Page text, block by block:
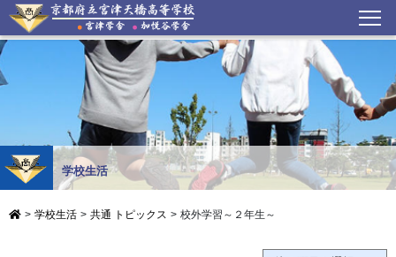
学校生活
> 学校生活 > 共通 トピックス > 校外学習～２年生～